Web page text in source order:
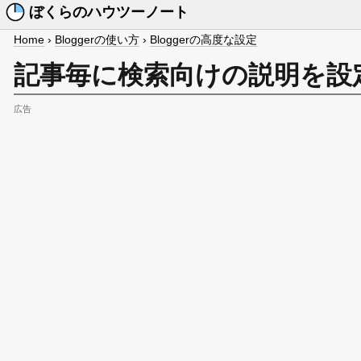
ぼくらのハウツーノート
Home › Bloggerの使い方 › Bloggerの高度な設定
記事毎に検索向けの説明を設
広告